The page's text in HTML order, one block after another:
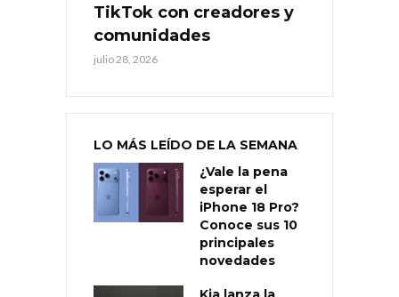
TikTok con creadores y
comunidades
julio 28, 2026
LO MÁS LEÍDO DE LA SEMANA
¿Vale la pena
esperar el
iPhone 18 Pro?
Conoce sus 10
principales
novedades